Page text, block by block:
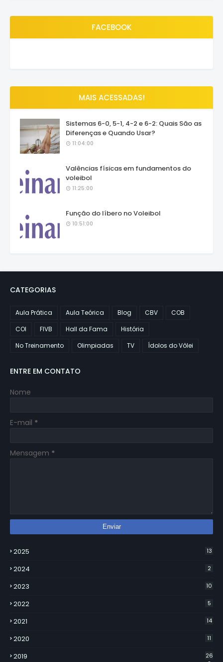
FACEBOOK
MAIS ACESSADAS!
Sistemas 6-0, 5-1, 4-2 e 6-2: Quais São as
Diferenças e Quando Usar?
11:04:00
Valências físicas em fundamentos do
voleibol
11:25:00
Função do líbero no Voleibol
10:51:00
CATEGORIAS
Aula Prática Aula Teórica Blog CBV
COB
COI
FIVB Hall da Fama
História
No Treinamento
Olimpiadas TV Ídolos do Vôlei
ENTRE EM CONTATO
Nome
E-mail *
Mensagem *
2025 13
2024 2
2023 10
2022 5
2021 14
2020 11
2019
26